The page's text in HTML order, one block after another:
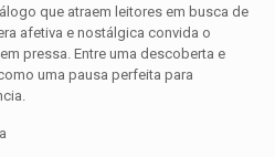
que atraem leitores em busca de
afetiva e nostálgica convida o
pressa. Entre uma descoberta e
uma pausa perfeita para